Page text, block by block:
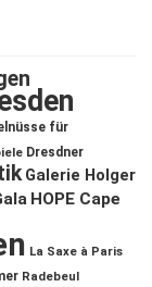
für
Dresdner
Galerie Holger
HOPE Cape
La Saxe à Paris
Radebeul